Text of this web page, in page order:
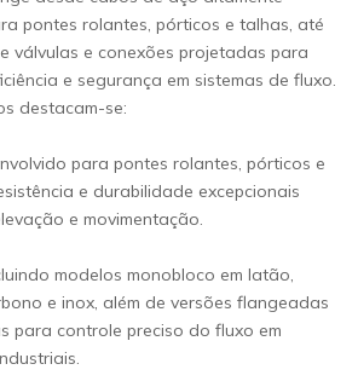
pontes rolantes, pórticos e talhas, até
válvulas e conexões projetadas para
e segurança em sistemas de fluxo.
destacam-se:
para pontes rolantes, pórticos e
e durabilidade excepcionais
e movimentação.
modelos monobloco em latão,
e inox, além de versões flangeadas
para controle preciso do fluxo em